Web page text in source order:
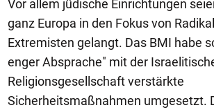
Vor allem jüdische Einrichtungen
ganz Europa in den Fokus von
Extremisten gelangt. Das BMI habe
enger Absprache" mit der
Religionsgesellschaft verstärkte
Sicherheitsmaßnahmen umgesetzt.